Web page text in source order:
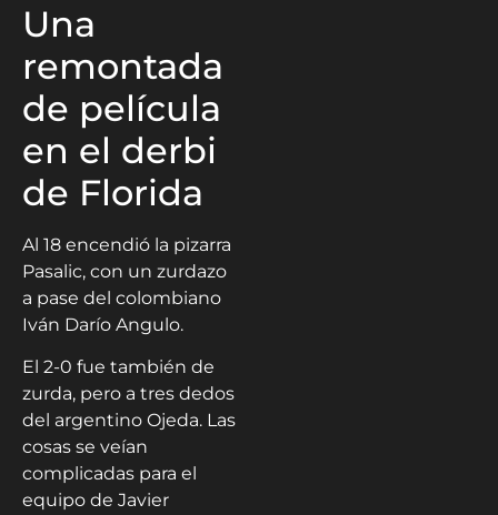
Una
remontada
de película
en el derbi
de Florida
Al 18 encendió la pizarra
Pasalic, con un zurdazo
a pase del colombiano
Iván Darío Angulo.
El 2-0 fue también de
zurda, pero a tres dedos
del argentino Ojeda. Las
cosas se veían
complicadas para el
equipo de Javier